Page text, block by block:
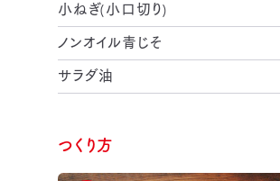
小ねぎ(小口切り)
ノンオイル青じそ
サラダ油
つくり方